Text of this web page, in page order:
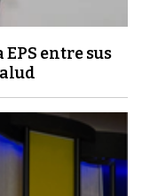
entre sus